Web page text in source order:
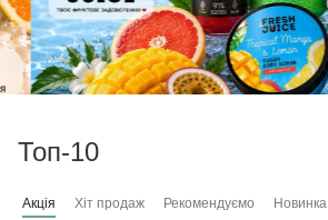
Топ-10
Акція Хіт продаж Рекомендуємо Новинка